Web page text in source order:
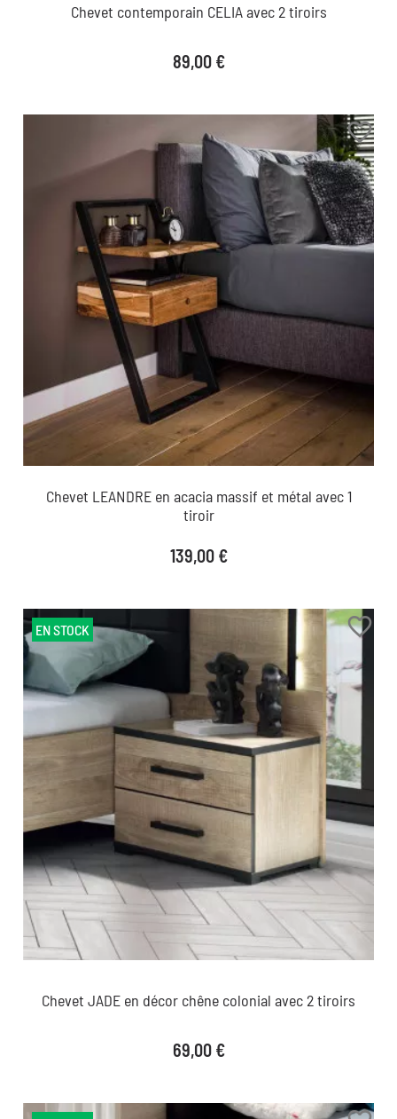
Chevet contemporain CELIA avec 2 tiroirs
Prix
89,00 €
favorite_border
Chevet LEANDRE en acacia massif et métal avec 1
tiroir
Prix
139,00 €
favorite_border
Chevet JADE en décor chêne colonial avec 2 tiroirs
Prix
69,00 €
EN STOCK